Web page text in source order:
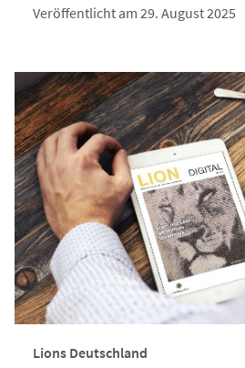
Veröffentlicht am 29. August 2025
Lions Deutschland